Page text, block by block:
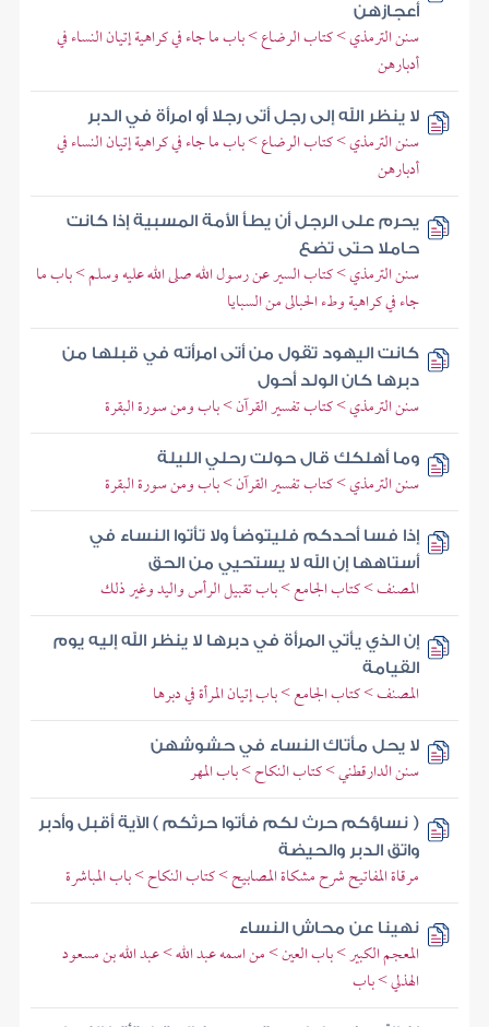
أعجازهن
سنن الترمذي > كتاب الرضاع > باب ما جاء في كراهية إتيان النساء في
أدبارهن
لا ينظر الله إلى رجل أتى رجلا أو امرأة في الدبر
سنن الترمذي > كتاب الرضاع > باب ما جاء في كراهية إتيان النساء في
أدبارهن
يحرم على الرجل أن يطأ الأمة المسبية إذا كانت
حاملا حتى تضع
سنن الترمذي > كتاب السير عن رسول الله صلى الله عليه وسلم > باب ما
جاء في كراهية وطء الحبالى من السبايا
كانت اليهود تقول من أتى امرأته في قبلها من
دبرها كان الولد أحول
سنن الترمذي > كتاب تفسير القرآن > باب ومن سورة البقرة
وما أهلكك قال حولت رحلي الليلة
سنن الترمذي > كتاب تفسير القرآن > باب ومن سورة البقرة
إذا فسا أحدكم فليتوضأ ولا تأتوا النساء في
أستاهها إن الله لا يستحيي من الحق
المصنف > كتاب الجامع > باب تقبيل الرأس واليد وغير ذلك
إن الذي يأتي المرأة في دبرها لا ينظر الله إليه يوم
القيامة
المصنف > كتاب الجامع > باب إتيان المرأة في دبرها
لا يحل مأتاك النساء في حشوشهن
سنن الدارقطني > كتاب النكاح > باب المهر
( نساؤكم حرث لكم فأتوا حرثكم ) الآية أقبل وأدبر
واتق الدبر والحيضة
مرقاة المفاتيح شرح مشكاة المصابيح > كتاب النكاح > باب المباشرة
نهينا عن محاش النساء
المعجم الكبير > باب العين > من اسمه عبد الله > عبد الله بن مسعود
الهذلي > باب